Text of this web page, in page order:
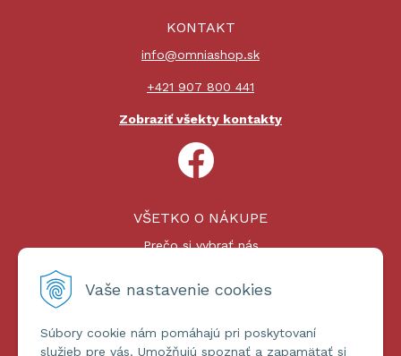
Vaše nastavenie cookies
Súbory cookie nám pomáhajú pri poskytovaní
služieb pre vás. Umožňujú spoznať a zapamätať si
KONTAKT
info@omniashop.sk
+421 907 800 441
Zobraziť všekty kontakty
VŠETKO O NÁKUPE
Prečo si vybrať nás
Platby a doprava
ĎALŠIE INFORMÁCIE